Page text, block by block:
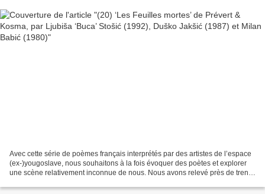
Avec cette série de poèmes français interprétés par des artistes de l’espace
(ex-)yougoslave, nous souhaitons à la fois évoquer des poètes et explorer
une scène relativement inconnue de nous. Nous avons relevé près de trente